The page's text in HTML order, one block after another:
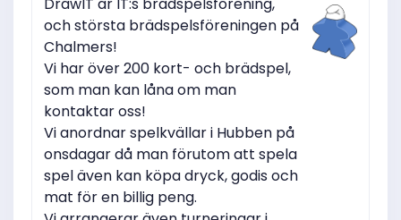
och största brädspelsföreningen på
Chalmers!
Vi har över 200 kort- och brädspel,
som man kan låna om man
kontaktar oss!
Vi anordnar spelkvällar i Hubben på
onsdagar då man förutom att spela
spel även kan köpa dryck, godis och
mat för en billig peng.